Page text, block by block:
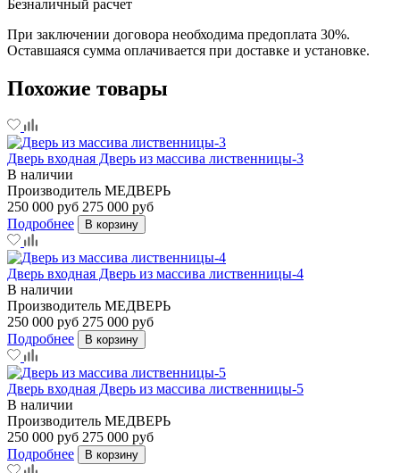
Безналичный расчет
При заключении договора необходима предоплата 30%.
Оставшаяся сумма оплачивается при доставке и установке.
Похожие товары
Дверь входная Дверь из массива лиственницы-3
В наличии
Производитель МЕДВЕРЬ
250 000 руб 275 000 руб
Подробнее
В корзину
Дверь входная Дверь из массива лиственницы-4
В наличии
Производитель МЕДВЕРЬ
250 000 руб 275 000 руб
Подробнее
В корзину
Дверь входная Дверь из массива лиственницы-5
В наличии
Производитель МЕДВЕРЬ
250 000 руб 275 000 руб
Подробнее
В корзину